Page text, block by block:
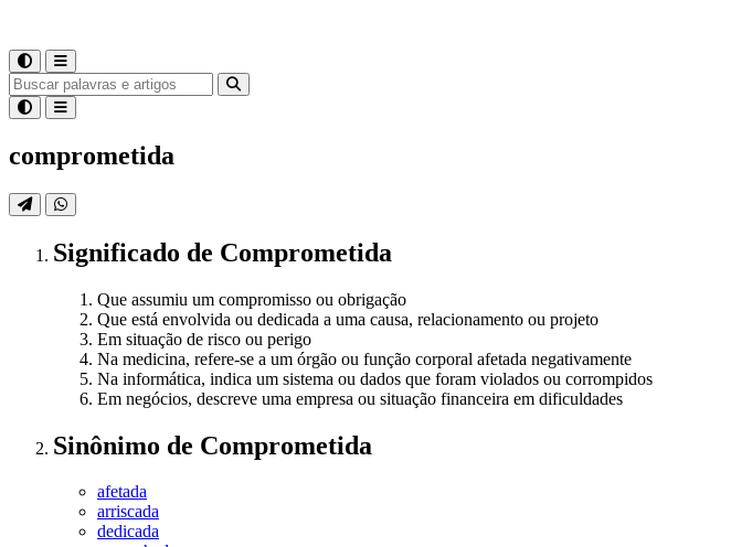
comprometida
Significado de Comprometida
Que assumiu um compromisso ou obrigação
Que está envolvida ou dedicada a uma causa, relacionamento ou projeto
Em situação de risco ou perigo
Na medicina, refere-se a um órgão ou função corporal afetada negativamente
Na informática, indica um sistema ou dados que foram violados ou corrompidos
Em negócios, descreve uma empresa ou situação financeira em dificuldades
Sinônimo de Comprometida
afetada
arriscada
dedicada